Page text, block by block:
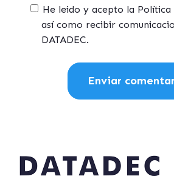
He leido y acepto la Política
así como recibir
DATADEC.